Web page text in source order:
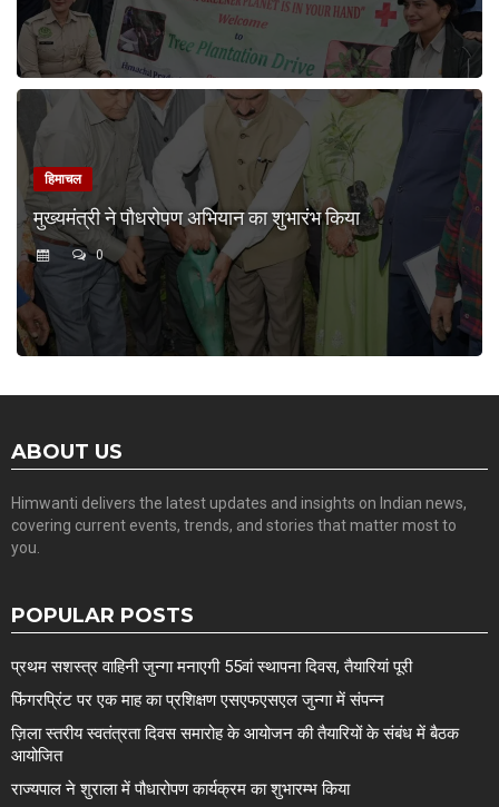
हिमाचल
मुख्यमंत्री ने पौधरोपण अभियान का शुभारंभ किया
0
ABOUT US
Himwanti delivers the latest updates and insights on Indian news,
covering current events, trends, and stories that matter most to
you.
POPULAR POSTS
प्रथम सशस्त्र वाहिनी जुन्गा मनाएगी 55वां स्थापना दिवस, तैयारियां पूरी
फिंगरप्रिंट पर एक माह का प्रशिक्षण एसएफएसएल जुन्गा में संपन्न
ज़िला स्तरीय स्वतंत्रता दिवस समारोह के आयोजन की तैयारियों के संबंध में बैठक
आयोजित
राज्यपाल ने शुराला में पौधारोपण कार्यक्रम का शुभारम्भ किया